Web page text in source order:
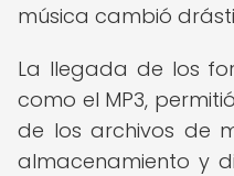
música cambió
La llegada de los
como el MP3,
de los archivos de
almacenamiento y